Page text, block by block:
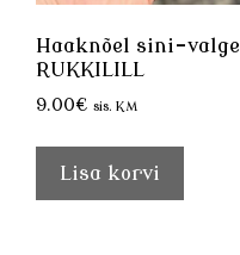
Haaknõel sini-valge
RUKKILILL
9.00€ sis. KM
Lisa korvi